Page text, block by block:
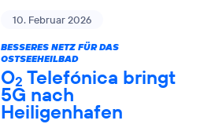
10. Februar 2026
BESSERES NETZ FÜR DAS
OSTSEEHEILBAD
O2 Telefónica bringt
5G nach
Heiligenhafen